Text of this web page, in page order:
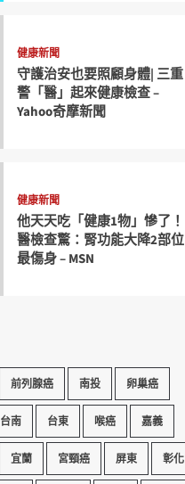
健康新聞
守護治安也要照顧身體| 三重
警「醫」起來健康檢查 –
Yahoo奇摩新聞
健康新聞
他天天吃「健康1物」慘了！
醫檢查驚：腎功能大降2部位
最傷身 – MSN
前列腺癌 南投 卵巢癌
台南 台東 喉癌 嘉義
宜蘭 宮頸癌 屏東 彰化